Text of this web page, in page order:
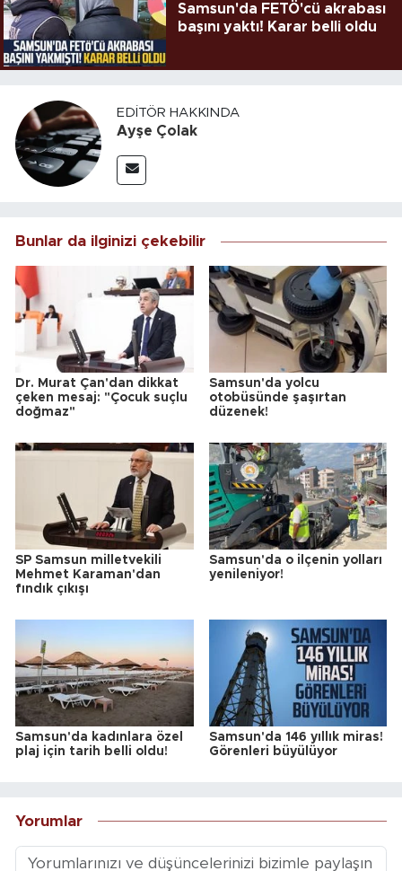
Samsun'da FETÖ'cü akrabası
başını yaktı! Karar belli oldu
EDITÖR HAKKINDA
Ayşe Çolak
Bunlar da ilginizi çekebilir
Dr. Murat Çan'dan dikkat
çeken mesaj: "Çocuk suçlu
doğmaz"
Samsun'da yolcu
otobüsünde şaşırtan
düzenek!
SP Samsun milletvekili
Mehmet Karaman'dan
fındık çıkışı
Samsun'da o ilçenin yolları
yenileniyor!
Samsun'da kadınlara özel
plaj için tarih belli oldu!
Samsun'da 146 yıllık miras!
Görenleri büyülüyor
Yorumlar